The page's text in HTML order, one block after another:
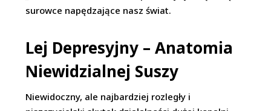
surowce napędzające nasz świat.
Lej Depresyjny – Anatomia
Niewidzialnej Suszy
Niewidoczny, ale najbardziej rozległy i